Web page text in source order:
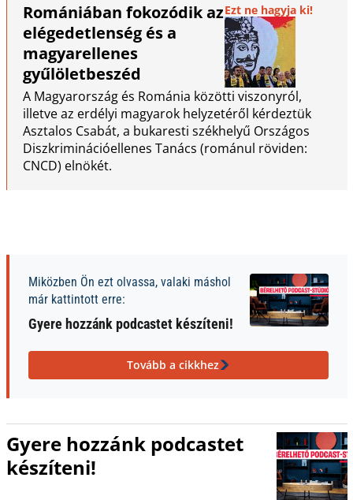
Romániában fokozódik az
elégedetlenség és a
magyarellenes
gyűlöletbeszéd
Ezt ne hagyja ki!
A Magyarország és Románia közötti viszonyról,
illetve az erdélyi magyarok helyzetéről kérdeztük
Asztalos Csabát, a bukaresti székhelyű Országos
Diszkriminációellenes Tanács (románul röviden:
CNCD) elnökét.
Miközben Ön ezt olvassa, valaki máshol
már kattintott erre:
Gyere hozzánk podcastet készíteni!
Tovább a cikkhez
Gyere hozzánk podcastet
készíteni!